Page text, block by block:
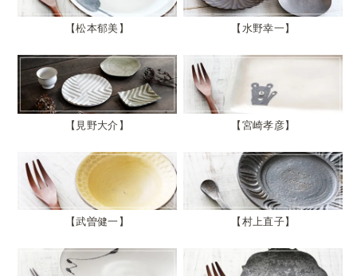
松本郁美 水野幸一
見野大介 宮崎孝彦
武曽健一 村上直子